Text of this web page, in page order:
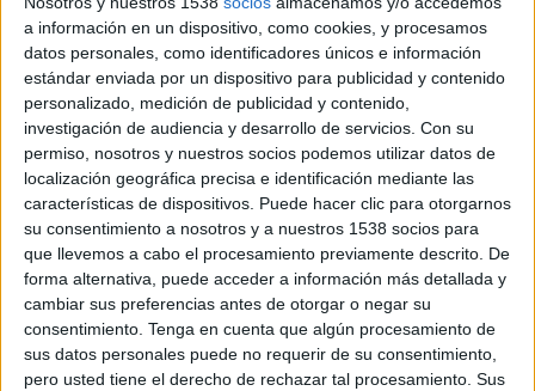
a información en un dispositivo, como cookies, y procesamos
datos personales, como identificadores únicos e información
estándar enviada por un dispositivo para publicidad y contenido
personalizado, medición de publicidad y contenido,
investigación de audiencia y desarrollo de servicios. Con su
permiso, nosotros y nuestros socios podemos utilizar datos de
localización geográfica precisa e identificación mediante las
características de dispositivos. Puede hacer clic para otorgarnos
su consentimiento a nosotros y a nuestros 1538 socios para
que llevemos a cabo el procesamiento previamente descrito. De
forma alternativa, puede acceder a información más detallada y
cambiar sus preferencias antes de otorgar o negar su
consentimiento. Tenga en cuenta que algún procesamiento de
sus datos personales puede no requerir de su consentimiento,
pero usted tiene el derecho de rechazar tal procesamiento. Sus
Final
Colombia
Brasil
M+ Vamos (8 y 50)
M+ #Vamos Bar (304)
Movistar+ Lite
Copa América YouTube
M+ Ellas Vamos (66): VER PARTIDO
M+ Liga de Campeones (M60 O115)
Miércoles, 30/07/2025
02:00
Copa América Femenina
Semifinales
Brasil